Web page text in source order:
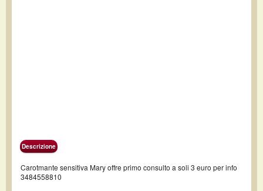
Descrizione
Carotmante sensitiva Mary offre primo consulto a soli 3 euro per info
3484558810